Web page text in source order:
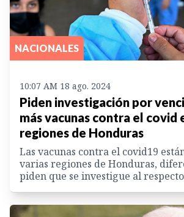
NACIONALES
10:07 AM 18 ago. 2024
Piden investigación por
más vacunas contra el covid
regiones de Honduras
Las vacunas contra el covid19
varias regiones de Honduras,
piden que se investigue al